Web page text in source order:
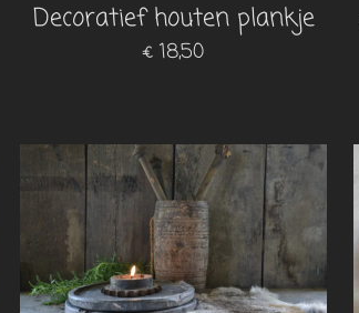
Decoratief houten plankje
€ 18,50